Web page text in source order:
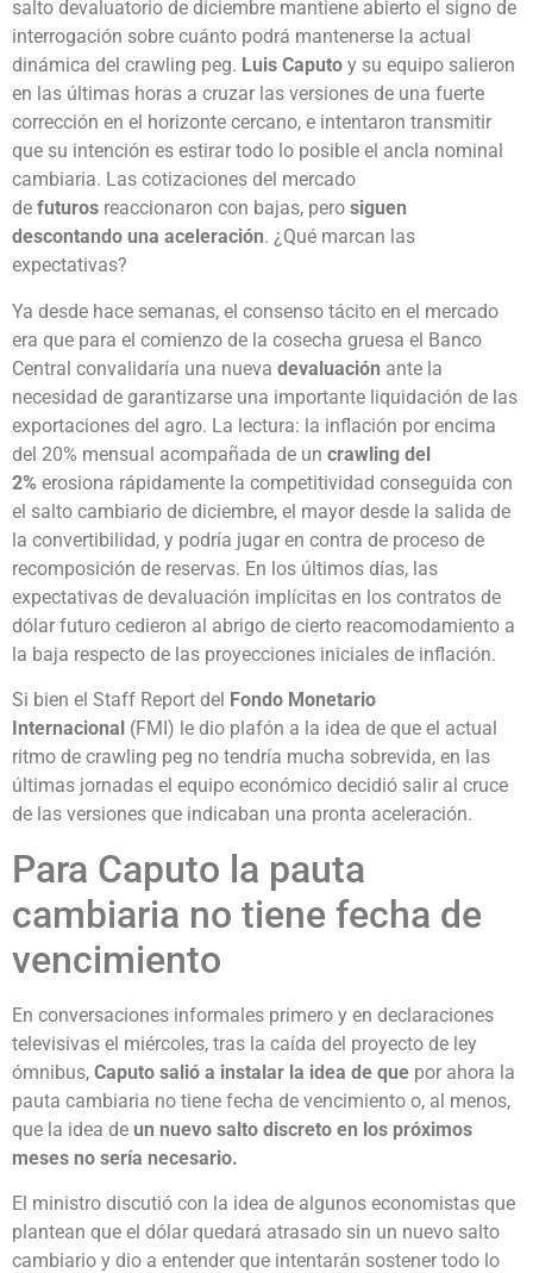
salto devaluatorio de diciembre mantiene abierto el signo de
interrogación sobre cuánto podrá mantenerse la actual
dinámica del crawling peg. Luis Caputo y su equipo salieron
en las últimas horas a cruzar las versiones de una fuerte
corrección en el horizonte cercano, e intentaron transmitir
que su intención es estirar todo lo posible el ancla nominal
cambiaria. Las cotizaciones del mercado
de futuros reaccionaron con bajas, pero siguen
descontando una aceleración. ¿Qué marcan las
expectativas?
Ya desde hace semanas, el consenso tácito en el mercado
era que para el comienzo de la cosecha gruesa el Banco
Central convalidaría una nueva devaluación ante la
necesidad de garantizarse una importante liquidación de las
exportaciones del agro. La lectura: la inflación por encima
del 20% mensual acompañada de un crawling del
2% erosiona rápidamente la competitividad conseguida con
el salto cambiario de diciembre, el mayor desde la salida de
la convertibilidad, y podría jugar en contra de proceso de
recomposición de reservas. En los últimos días, las
expectativas de devaluación implícitas en los contratos de
dólar futuro cedieron al abrigo de cierto reacomodamiento a
la baja respecto de las proyecciones iniciales de inflación.
Si bien el Staff Report del Fondo Monetario
Internacional (FMI) le dio plafón a la idea de que el actual
ritmo de crawling peg no tendría mucha sobrevida, en las
últimas jornadas el equipo económico decidió salir al cruce
de las versiones que indicaban una pronta aceleración.
Para Caputo la pauta
cambiaria no tiene fecha de
vencimiento
En conversaciones informales primero y en declaraciones
televisivas el miércoles, tras la caída del proyecto de ley
ómnibus, Caputo salió a instalar la idea de que por ahora la
pauta cambiaria no tiene fecha de vencimiento o, al menos,
que la idea de un nuevo salto discreto en los próximos
meses no sería necesario.
El ministro discutió con la idea de algunos economistas que
plantean que el dólar quedará atrasado sin un nuevo salto
cambiario y dio a entender que intentarán sostener todo lo